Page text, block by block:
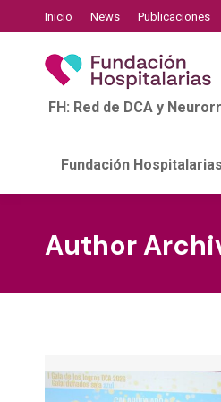
Inicio News Publicaciones
FH: Red de DCA y
Fundación Hospitalarias
Author